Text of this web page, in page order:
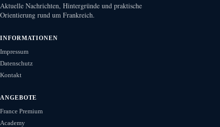
Aktuelle Nachrichten, Hintergründe und praktische
Orientierung rund um Frankreich.
INFORMATIONEN
Impressum
Datenschutz
Kontakt
ANGEBOTE
France Premium
Academy